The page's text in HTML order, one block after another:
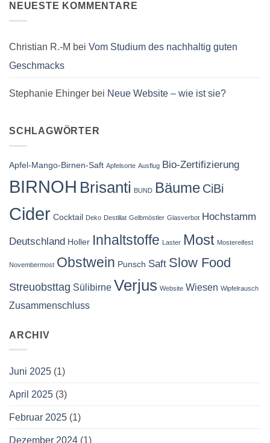
NEUESTE KOMMENTARE
Christian R.-M bei Vom Studium des nachhaltig guten
Geschmacks
Stephanie Ehinger bei Neue Website – wie ist sie?
SCHLAGWÖRTER
Apfel-Mango-Birnen-Saft Apfelsorte Ausflug Bio-Zertifizierung
BIRNOH Brisanti BUND Bäume CiBi
Cider Cocktail Deko Destillat Gelbmöstler Glasverbot Hochstamm
Deutschland Holler Inhaltstoffe Laster Most Mostereifest
Novembermost Obstwein Punsch Saft Slow Food
Streuobsttag Sülibirne Verjus Website Wiesen Wipfelrausch
Zusammenschluss
ARCHIV
Juni 2025 (1)
April 2025 (3)
Februar 2025 (1)
Dezember 2024 (1)